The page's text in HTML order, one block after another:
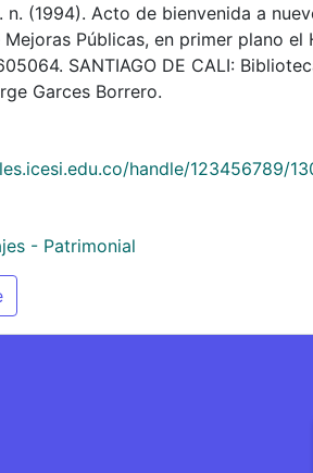
n. (1994). Acto de bienvenida a
Públicas, en primer plano el
SANTIAGO DE CALI:
Garces Borrero.
handle/123456789/
- Patrimonial